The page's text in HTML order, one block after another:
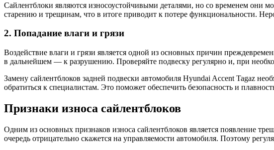
Сайлентблоки являются износоустойчивыми деталями, но со временем они
старению и трещинам, что в итоге приводит к потере функциональности.
2. Попадание влаги и грязи
Воздействие влаги и грязи является одной из основных причин
в дальнейшем — к разрушению. Проверяйте подвеску регулярно и, при
Замену сайлентблоков задней подвески автомобиля Hyundai Accent Tagaz
обратиться к специалистам. Это поможет обеспечить безопасность и
Признаки износа сайлентблоков
Одним из основных признаков износа сайлентблоков является появление
очередь отрицательно скажется на управляемости автомобиля. Поэтому